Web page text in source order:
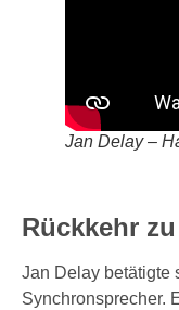
Jan Delay –
Rückkehr
Jan Delay betätigte
Synchronsprecher.